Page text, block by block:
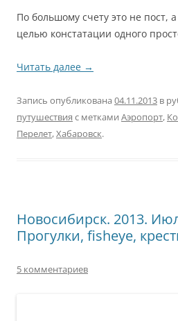
По большому счету это не пост,
целью констатации одного
Читать далее →
Запись опубликована 04.11.2013 в
путушествия с метками Аэропорт,
Перелет,Хабаровск.
Новосибирск. 2013.
Прогулки, fisheye,
5 комментариев